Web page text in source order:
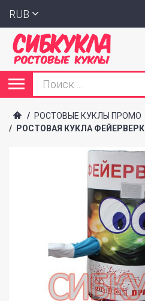
RUB
/ РОСТОВЫЕ КУКЛЫ ПРОМО
/
РОСТОВАЯ КУКЛА ФЕЙЕРВЕРК